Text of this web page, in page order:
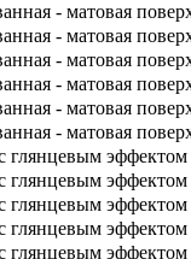
- матовая
- матовая
- матовая
- матовая
- матовая
- матовая
глянцевым эффектом
глянцевым эффектом
глянцевым эффектом
глянцевым эффектом
глянцевым эффектом